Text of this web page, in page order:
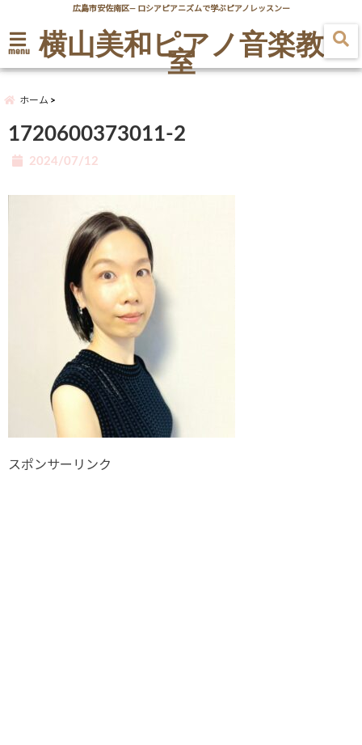
広島市安佐南区― ロシアピアニズムで学ぶピアノレッスンー
menu 横山美和ピアノ音楽教
室
ホーム
1720600373011-2
2024/07/12
スポンサーリンク